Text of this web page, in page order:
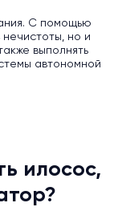
С помощью
но и
выполнять
автономной
илосос,